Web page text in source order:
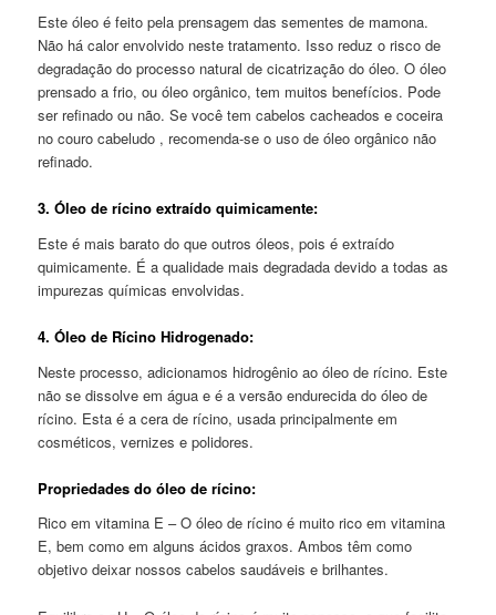
Este óleo é feito pela prensagem das sementes de mamona.
Não há calor envolvido neste tratamento. Isso reduz o risco de
degradação do processo natural de cicatrização do óleo. O óleo
prensado a frio, ou óleo orgânico, tem muitos benefícios. Pode
ser refinado ou não. Se você tem cabelos cacheados e coceira
no couro cabeludo , recomenda-se o uso de óleo orgânico não
refinado.
3. Óleo de rícino extraído quimicamente:
Este é mais barato do que outros óleos, pois é extraído
quimicamente. É a qualidade mais degradada devido a todas as
impurezas químicas envolvidas.
4. Óleo de Rícino Hidrogenado:
Neste processo, adicionamos hidrogênio ao óleo de rícino. Este
não se dissolve em água e é a versão endurecida do óleo de
rícino. Esta é a cera de rícino, usada principalmente em
cosméticos, vernizes e polidores.
Propriedades do óleo de rícino:
Rico em vitamina E – O óleo de rícino é muito rico em vitamina
E, bem como em alguns ácidos graxos. Ambos têm como
objetivo deixar nossos cabelos saudáveis e brilhantes.